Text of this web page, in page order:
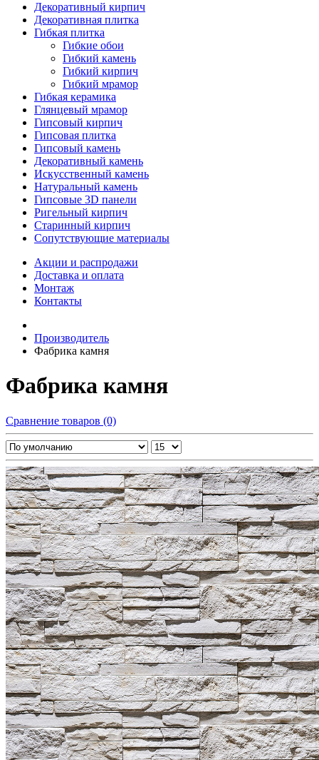
Декоративный кирпич
Декоративная плитка
Гибкая плитка
Гибкие обои
Гибкий камень
Гибкий кирпич
Гибкий мрамор
Гибкая керамика
Глянцевый мрамор
Гипсовый кирпич
Гипсовая плитка
Гипсовый камень
Декоративный камень
Искусственный камень
Натуральный камень
Гипсовые 3D панели
Ригельный кирпич
Старинный кирпич
Сопутствующие материалы
Акции и распродажи
Доставка и оплата
Монтаж
Контакты
Производитель
Фабрика камня
Фабрика камня
Сравнение товаров (0)